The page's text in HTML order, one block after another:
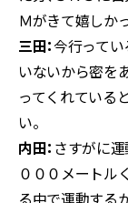
Ｍがきて嬉しか
三田：今行って
いないから密を
ってくれている
い。
内田： さすがに運
０００メートル